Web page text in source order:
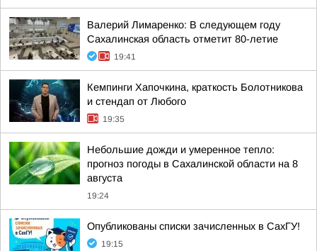
Валерий Лимаренко: В следующем году
Сахалинская область отметит 80-летие
19:41
Кемпинги Хапочкина, краткость Болотникова
и стендап от Любого
19:35
Небольшие дожди и умеренное тепло:
прогноз погоды в Сахалинской области на 8
августа
19:24
Опубликованы списки зачисленных в СахГУ!
19:15